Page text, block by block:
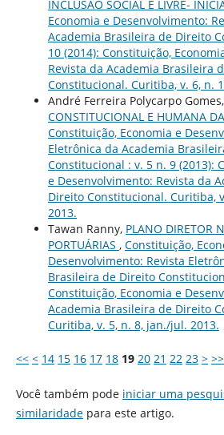
INCLUSÃO SOCIAL E LIVRE-
Economia e Desenvolvimento:
Academia Brasileira de Direito
10 (2014): Constituição,
Revista da Academia Brasileira
Constitucional. Curitiba, v. 6, n.
André Ferreira Polycarpo Gomes,
CONSTITUCIONAL E HUMANA
Constituição, Economia e
Eletrônica da Academia
Constitucional : v. 5 n. 9 (2013):
e Desenvolvimento: Revista da
Direito Constitucional. Curitiba,
2013.
Tawan Ranny, PLANO DIRETOR
PORTUÁRIAS , Constituição,
Desenvolvimento: Revista
Brasileira de Direito
Constituição, Economia e
Academia Brasileira de Direito
Curitiba, v. 5, n. 8, jan./jul. 2013.
<< < 14 15 16 17 18 19 20 21 22 23 > >>
Você também pode iniciar uma
similaridadepara este artigo.